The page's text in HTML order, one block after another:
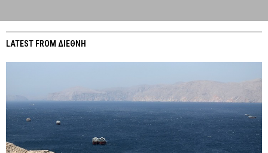
LATEST FROM ΔΙΕΘΝΗ